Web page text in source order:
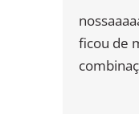
ficou de